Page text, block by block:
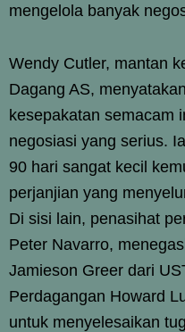
mengelola banyak
Wendy Cutler, mantan
Dagang AS,
kesepakatan semacam
negosiasi yang serius.
90 hari sangat kecil
perjanjian yang
Di sisi lain, penasihat
Peter Navarro,
Jamieson Greer dari
Perdagangan Howard
untuk menyelesaikan